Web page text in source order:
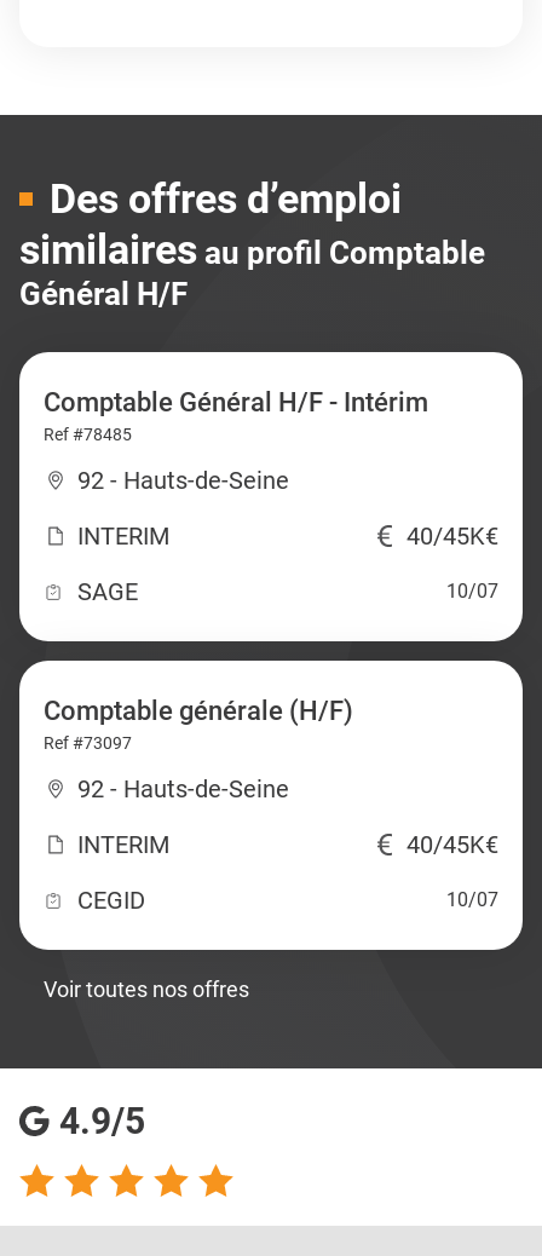
Des offres d’emploi
similaires au profil Comptable
Général H/F
Comptable Général H/F - Intérim
Ref #78485
92 - Hauts-de-Seine
INTERIM
40/45K€
SAGE
10/07
Comptable générale (H/F)
Ref #73097
92 - Hauts-de-Seine
INTERIM
40/45K€
CEGID
10/07
Voir toutes nos offres
4.9/5